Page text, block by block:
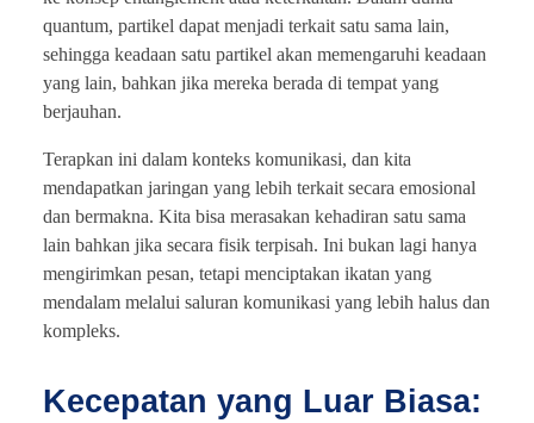
quantum, partikel dapat menjadi terkait satu sama lain,
sehingga keadaan satu partikel akan memengaruhi keadaan
yang lain, bahkan jika mereka berada di tempat yang
berjauhan.
Terapkan ini dalam konteks komunikasi, dan kita
mendapatkan jaringan yang lebih terkait secara emosional
dan bermakna. Kita bisa merasakan kehadiran satu sama
lain bahkan jika secara fisik terpisah. Ini bukan lagi hanya
mengirimkan pesan, tetapi menciptakan ikatan yang
mendalam melalui saluran komunikasi yang lebih halus dan
kompleks.
Kecepatan yang Luar Biasa: